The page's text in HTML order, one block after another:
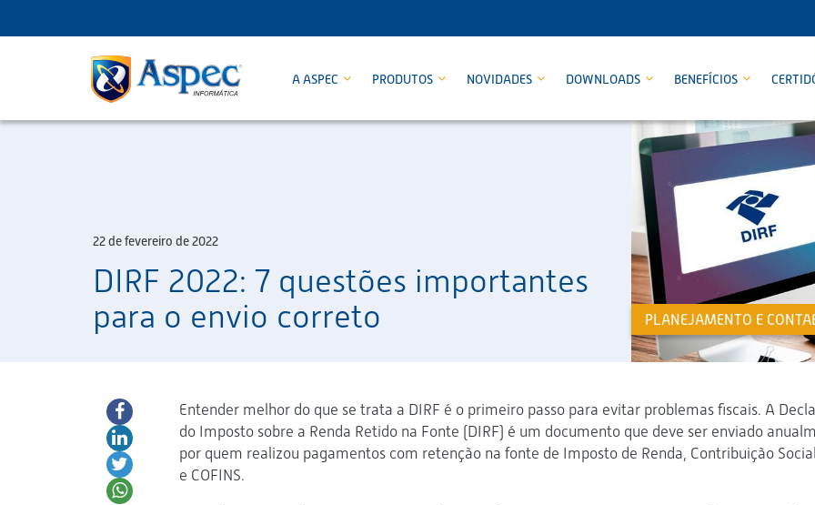
A ASPEC PRODUTOS NOVIDADES DOWNLOADS BENEFÍCIOS
22 de fevereiro de 2022
DIRF 2022: 7 questões importantes
para o envio correto
PLANEJAMENTO E
Entender melhor do que se trata a DIRF é o primeiro passo para evitar problemas fiscais. A
do Imposto sobre a Renda Retido na Fonte (DIRF) é um documento que deve ser enviado
por quem realizou pagamentos com retenção na fonte de Imposto de Renda, Contribuição
e COFINS.